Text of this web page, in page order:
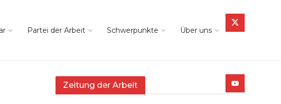
Partei der Arbeit Schwerpunkte Über uns
Zeitung der Arbeit